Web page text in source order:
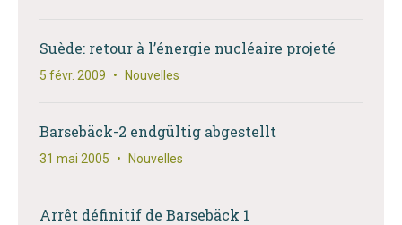
Suède: retour à l’énergie nucléaire projeté
5 févr. 2009 • Nouvelles
Barsebäck-2 endgültig abgestellt
31 mai 2005 • Nouvelles
Arrêt définitif de Barsebäck 1